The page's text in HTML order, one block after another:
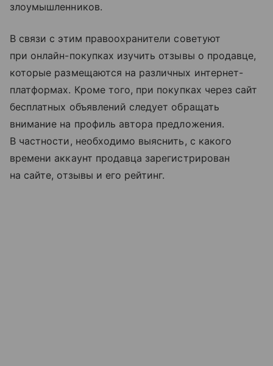
злоумышленников.
В связи с этим правоохранители советуют
при онлайн-покупках изучить отзывы о продавце,
которые размещаются на различных интернет-
платформах. Кроме того, при покупках через сайт
бесплатных объявлений следует обращать
внимание на профиль автора предложения.
В частности, необходимо выяснить, с какого
времени аккаунт продавца зарегистрирован
на сайте, отзывы и его рейтинг.